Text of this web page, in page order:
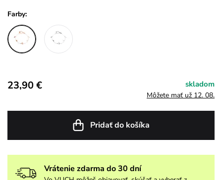
Farby:
23,90 € skladom
Môžete mať už 12. 08.
Pridať do košíka
Vrátenie zdarma do 30 dní